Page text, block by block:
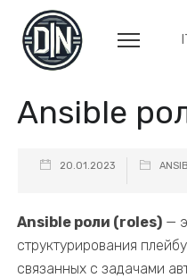
Ansible
20.01.2023
Ansible роли (roles) —
структурирования
связанных с задачами